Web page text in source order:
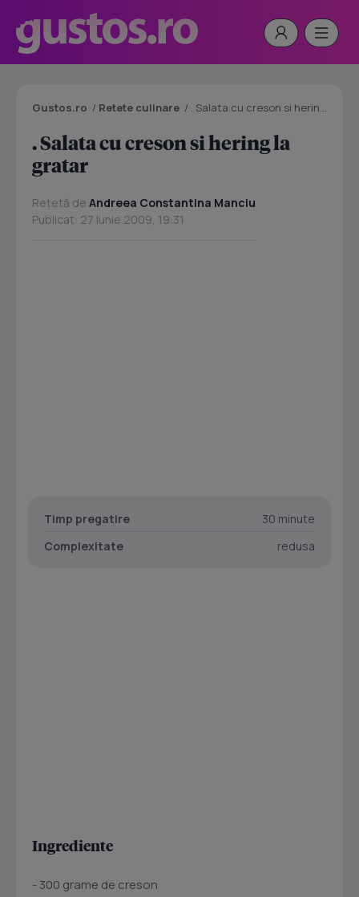
Gustos.ro / Retete culinare / . Salata cu creson si hering la gratar
. Salata cu creson si hering la
gratar
Rețetă de Andreea Constantina Manciu
Publicat: 27 Iunie 2009, 19:31
Timp pregatire
30 minute
Complexitate
redusa
Ingrediente
- 300 grame de creson